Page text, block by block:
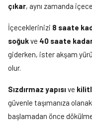
çıkar, aynı zamanda
İçeceklerinizi 8 saate
soğukve 40 saate
giderken, ister akşam
olur.
Sızdırmaz yapısıve
güvenle taşımanıza
başlamadan önce